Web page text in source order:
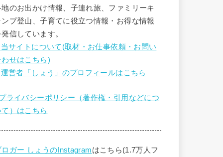
地のお出かけ情報、子連れ旅、ファミリーキ
ンプ登山、子育てに役立つ情報・お得な情報
信しています。
サイトについて(取材・お仕事依頼・お問い
わせはこちら)
営者「しょう」のプロフィールはこちら
ライバシーポリシー（著作権・引用などにつ
て）はこちら
ロガー しょうのInstagramはこちら(1.7万人フ